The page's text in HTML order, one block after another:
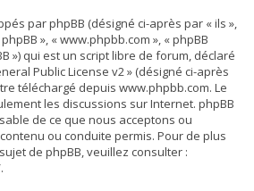
par phpBB (désigné ci-après par « ils »,
», « www.phpbb.com », « phpBB
») qui est un script libre de forum, déclaré
Public License v2» (désigné ci-après
téléchargé depuis www.phpbb.com. Le
les discussions sur Internet. phpBB
de ce que nous acceptons ou
ou conduite permis. Pour de plus
de phpBB, veuillez consulter :
.